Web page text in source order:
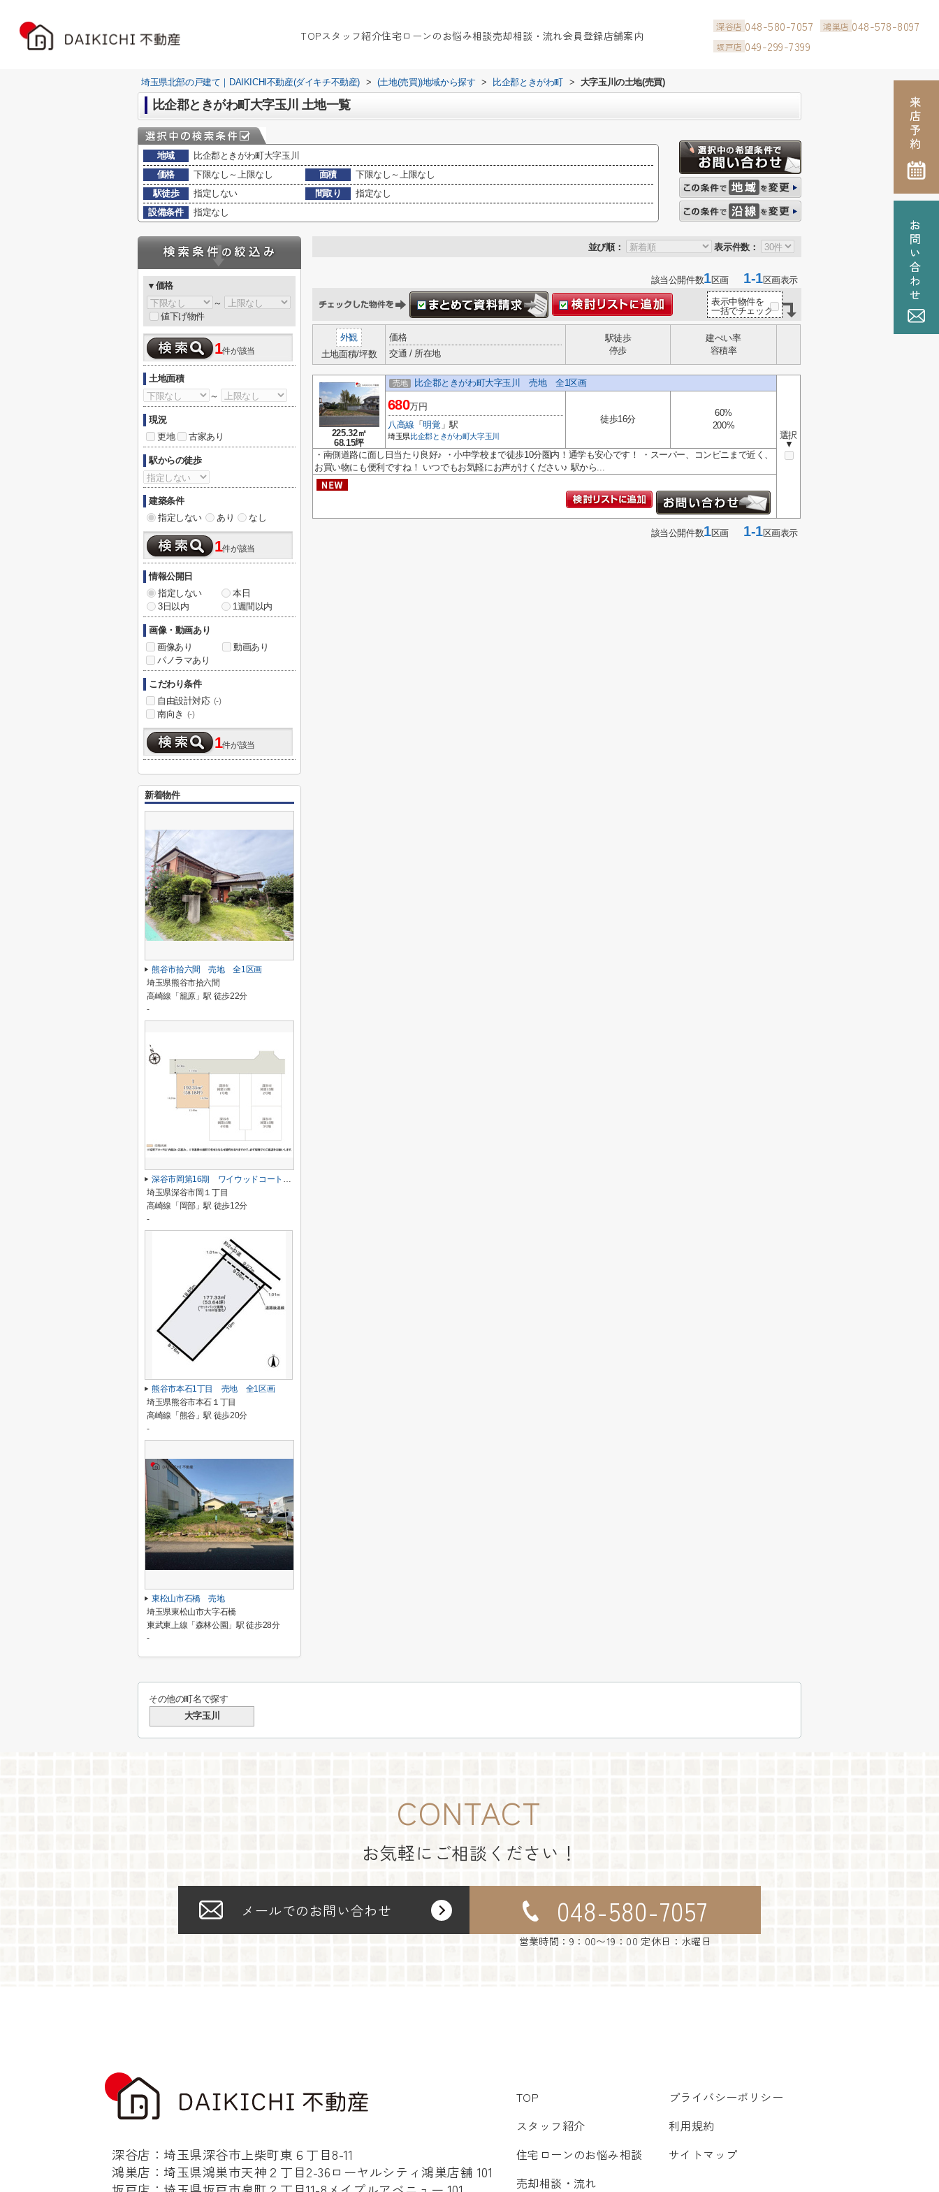
TOPスタッフ紹介住宅ローンのお悩み相談売却相談・流れ会員登録店舗案内
深谷店 048-580-7057 鴻巣店 048-578-8097
坂戸店 049-299-7399
埼玉県北部の戸建て｜DAIKICHI不動産(ダイキチ不動産) > (土地(売買))地域から探す > 比企郡ときがわ町 > 大字玉川の土地(売買)
比企郡ときがわ町大字玉川 土地一覧
地域
比企郡ときがわ町大字玉川
価格
下限なし～上限なし 面積
下限なし～上限なし
駅徒歩
指定しない 間取り
指定なし
設備条件
指定なし
並び順： 表示件数：
該当公開件数1区画1-1区画表示
表示中物件を
一括でチェック
外観
土地面積/坪数
価格
交通 / 所在地
駅徒歩
停歩
建ぺい率
容積率
225.32㎡
68.15坪
売地 比企郡ときがわ町大字玉川 売地 全1区画
選択
▼
680万円
八高線 「明覚 」駅
埼玉県比企郡ときがわ町大字玉川
徒歩16分
60%
200%
・南側道路に面し日当たり良好♪ ・小中学校まで徒歩10分圏内！通学も安心です！ ・スーパー、コンビニまで近く、
お買い物にも便利ですね！ いつでもお気軽にお声がけください♪ 駅から...
該当公開件数1区画1-1区画表示
▼価格
～
値下げ物件
1件が該当
土地面積
～
現況
更地
古家あり
駅からの徒歩
建築条件
指定しない
あり なし
1件が該当
情報公開日
指定しない
本日
3日以内
1週間以内
画像・動画あり
画像あり
動画あり
パノラマあり
こだわり条件
自由設計対応 (-)
南向き (-)
1件が該当
新着物件
熊谷市拾六間 売地 全1区画
埼玉県熊谷市拾六間
高崎線「籠原」駅 徒歩22分
-
深谷市岡第16期 ワイウッドコート 売地 全1区画 1号地
埼玉県深谷市岡１丁目
高崎線「岡部」駅 徒歩12分
-
熊谷市本石1丁目 売地 全1区画
埼玉県熊谷市本石１丁目
高崎線「熊谷」駅 徒歩20分
-
東松山市石橋 売地
埼玉県東松山市大字石橋
東武東上線「森林公園」駅 徒歩28分
-
その他の町名で探す
大字玉川
CONTACT
お気軽にご相談ください！
メールでのお問い合わせ 048-580-7057
営業時間：9：00〜19：00 定休日：水曜日
深谷店：埼玉県深谷市上柴町東６丁目8-11
鴻巣店：埼玉県鴻巣市天神２丁目2-36ローヤルシティ鴻巣店舗 101
TOP
スタッフ紹介
住宅ローンのお悩み相談
売却相談・流れ
プライバシーポリシー
利用規約
サイトマップ